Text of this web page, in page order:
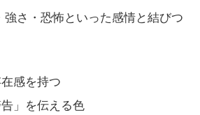
強さ・恐怖といった感情と結びつ
感を持つ
」を伝える色